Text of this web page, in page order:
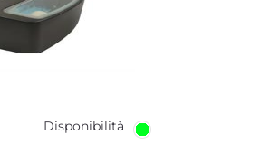
Disponibilità